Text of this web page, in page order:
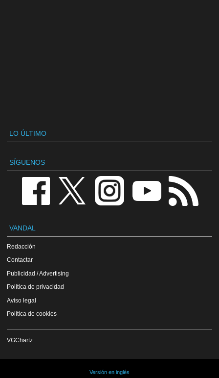
LO ÚLTIMO
SÍGUENOS
VANDAL
Redacción
Contactar
Publicidad / Advertising
Política de privacidad
Aviso legal
Política de cookies
VGChartz
Versión en inglés